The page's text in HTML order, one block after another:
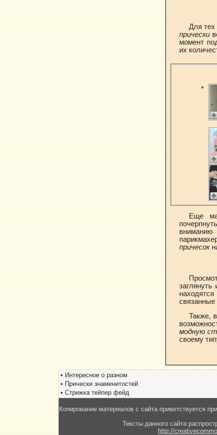
Для тех
прически
момент
их
Еще
причесок
Также,
модную
своему
• Интересное о разном
• Прически знаменитостей
• Стрижка тейпер фейд
Копирование материалов с сайта приветствуется
Тексты данного сайта
http://